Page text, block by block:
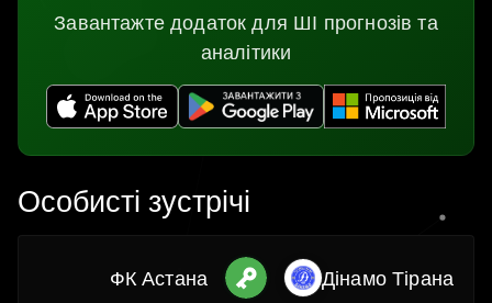
Завантажте додаток для ШІ прогнозів та
аналітики
Особисті зустрічі
ФК Астана Дінамо Тірана